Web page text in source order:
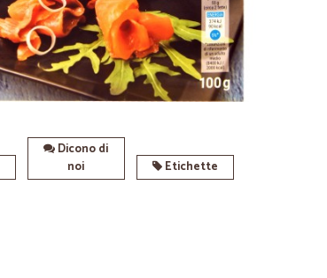
Dicono di
noi
Etichette